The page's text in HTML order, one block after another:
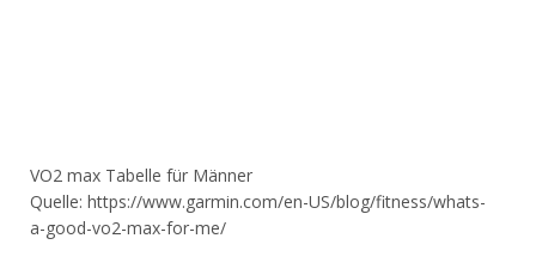
VO2 max Tabelle für Männer
Quelle: https://www.garmin.com/en-US/blog/fitness/whats-
a-good-vo2-max-for-me/